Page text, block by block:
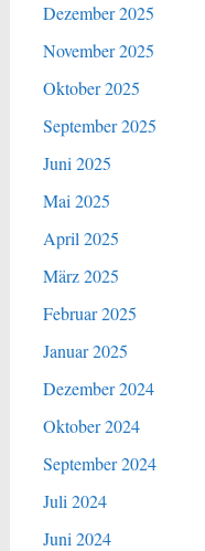
Dezember 2025
November 2025
Oktober 2025
September 2025
Juni 2025
Mai 2025
April 2025
März 2025
Februar 2025
Januar 2025
Dezember 2024
Oktober 2024
September 2024
Juli 2024
Juni 2024